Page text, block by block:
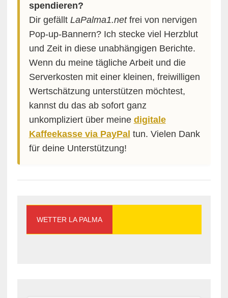
spendieren?
Dir gefällt LaPalma1.netfrei von nervigen
Pop-up-Bannern? Ich stecke viel Herzblut
und Zeit in diese unabhängigen Berichte.
Wenn du meine tägliche Arbeit und die
Serverkosten mit einer kleinen, freiwilligen
Wertschätzung unterstützen möchtest,
kannst du das ab sofort ganz
unkompliziert über meine digitale
Kaffeekasse via PayPal tun. Vielen Dank
für deine Unterstützung!
WETTER LA PALMA